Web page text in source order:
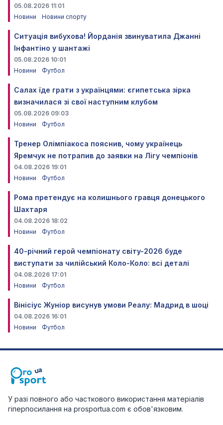
05.08.2026 11:01
Новини
Новини спорту
Ситуація вибухова! Йорданія звинуватила Джанні
Інфантіно у шантажі
05.08.2026 10:01
Новини
Футбол
Салах їде грати з українцями: єгипетська зірка
визначилася зі свої наступним клубом
05.08.2026 09:03
Новини
Футбол
Тренер Олімпіакоса пояснив, чому українець
Яремчук не потрапив до заявки на Лігу чемпіонів
04.08.2026 19:01
Новини
Футбол
Рома претендує на колишнього гравця донецького
Шахтаря
04.08.2026 18:02
Новини
Футбол
40-річний герой чемпіонату світу-2026 буде
виступати за чилійський Коло-Коло: всі деталі
04.08.2026 17:01
Новини
Футбол
Вінісіус Жуніор висунув умови Реалу: Мадрид в шоці
04.08.2026 16:01
Новини
Футбол
У разі повного або часткового використання матеріалів
гіперпосилання на prosportua.com є обов'язковим.